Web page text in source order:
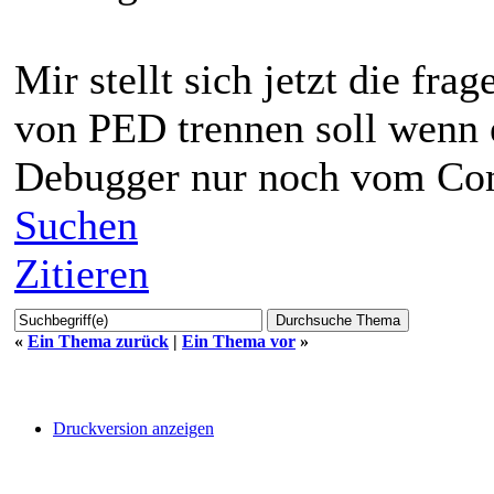
Mir stellt sich jetzt die
von PED trennen soll
Debugger nur noch vom
Suchen
Zitieren
« Ein Thema zurück | Ein Thema vor »
Druckversion anzeigen